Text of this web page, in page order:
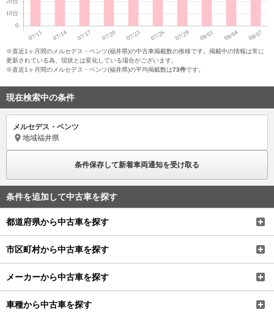
※直近1ヶ月間のメルセデス・ベンツ(福井県)の中古車掲載数の推移です。掲載中の情報は常に
更新されている為、現状とは変化している場合がございます。
※直近1ヶ月間のメルセデス・ベンツ(福井県)の平均掲載数は73件です。
現在検索中の条件
メルセデス・ベンツ
地域福井県
条件保存して新着車両通知を受け取る
条件を追加して中古車を探す
都道府県から中古車を探す
市区町村から中古車を探す
メーカーから中古車を探す
車種から中古車を探す